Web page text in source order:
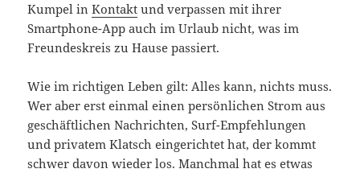
Kumpel inKontakt und verpassen mit ihrer
Smartphone-App auch im Urlaub nicht, was im
Freundeskreis zu Hause passiert.
Wie im richtigen Leben gilt: Alles kann, nichts muss.
Wer aber erst einmal einen persönlichen Strom aus
geschäftlichen Nachrichten, Surf-Empfehlungen
und privatem Klatsch eingerichtet hat, der kommt
schwer davon wieder los. Manchmal hat es etwas